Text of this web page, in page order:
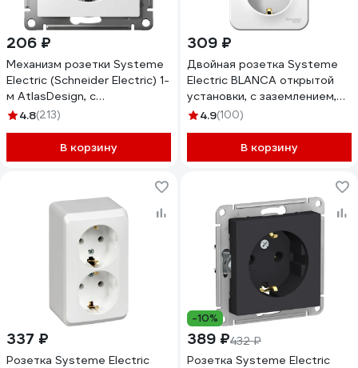
206 ₽
Механизм розетки Systeme
Electric (Schneider Electric) 1-
м AtlasDesign, с
заземлением, 16 А, белый
4.8(213)
В корзину
309 ₽
Двойная розетка Systeme
Electric BLANCA открытой
установки, с заземлением,
без шторок, белый
4.9(100)
В корзину
337 ₽
Розетка Systeme Electric
-10%
389 ₽432 ₽
Розетка Systeme Electric